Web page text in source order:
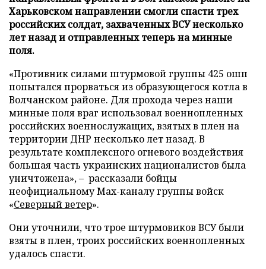
Харьковском направлении смогли спасти трех
российских солдат, захваченных ВСУ несколько
лет назад и отправленных теперь на минные
поля.
«Противник силами штурмовой группы 425 ошп
попытался прорваться из образующегося котла в
Волчанском районе. Для прохода через наши
минные поля враг использовал военнопленных
российских военнослужащих, взятых в плен на
территории ДНР несколько лет назад. В
результате комплексного огневого воздействия
большая часть украинских националистов была
уничтожена», – рассказали бойцы
неофициальному Max-каналу группы войск
«Северный ветер».
Они уточнили, что трое штурмовиков ВСУ были
взяты в плен, троих российских военнопленных
удалось спасти.